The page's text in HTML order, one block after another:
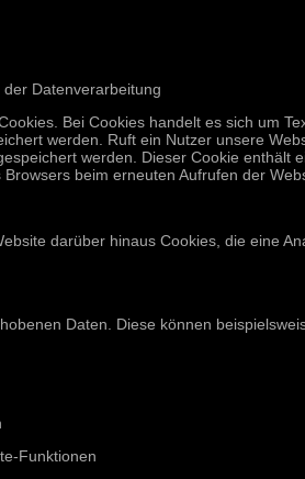
Datenverarbeitung
Bei Cookies handelt es sich um
werden. Ruft ein Nutzer unsere
werden. Dieser Cookie enthält
beim erneuten Aufrufen der
darüber hinaus Cookies, die eine
Daten. Diese können
Funktionen